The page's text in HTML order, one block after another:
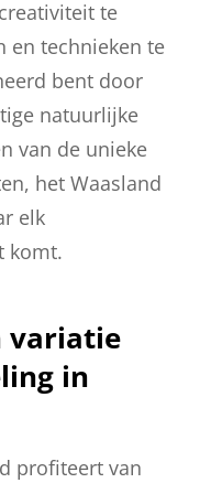
te
en technieken te
bent door
natuurlijke
van de unieke
het Waasland
elk
komt.
variatie
in
profiteert van